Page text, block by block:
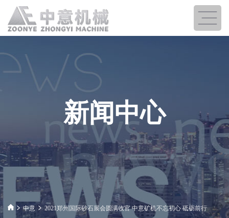
新闻中心
中意 2021郑州国际砂石展会圆满收官 中意矿机不忘初心 砥砺前行